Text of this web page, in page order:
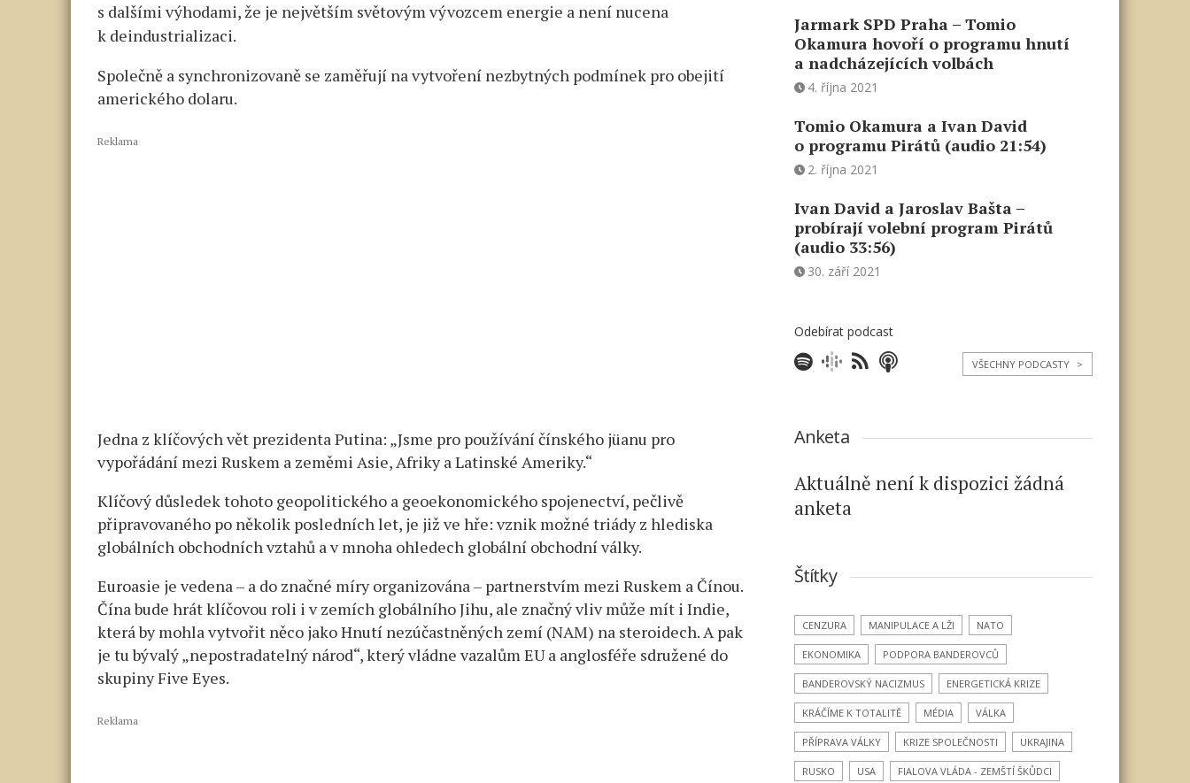
s dalšími výhodami, že je největším světovým vývozcem energie a není nucena
k deindustrializaci.
Společně a synchronizovaně se zaměřují na vytvoření nezbytných podmínek pro obejití
amerického dolaru.
Reklama
Jedna z klíčových vět prezidenta Putina: „Jsme pro používání čínského jüanu pro
vypořádání mezi Ruskem a zeměmi Asie, Afriky a Latinské Ameriky.“
Klíčový důsledek tohoto geopolitického a geoekonomického spojenectví, pečlivě
připravovaného po několik posledních let, je již ve hře: vznik možné triády z hlediska
globálních obchodních vztahů a v mnoha ohledech globální obchodní války.
Euroasie je vedena – a do značné míry organizována – partnerstvím mezi Ruskem a Čínou.
Čína bude hrát klíčovou roli i v zemích globálního Jihu, ale značný vliv může mít i Indie,
která by mohla vytvořit něco jako Hnutí nezúčastněných zemí (NAM) na steroidech. A pak
je tu bývalý „nepostradatelný národ“, který vládne vazalům EU a anglosféře sdružené do
skupiny Five Eyes.
Reklama
Jarmark SPD Praha – Tomio
Okamura hovoří o programu hnutí
a nadcházejících volbách
4. října 2021
Tomio Okamura a Ivan David
o programu Pirátů (audio 21:54)
2. října 2021
Ivan David a Jaroslav Bašta –
probírají volební program Pirátů
(audio 33:56)
30. září 2021
Odebírat podcast
VŠECHNY PODCASTY >
Anketa
Aktuálně není k dispozici žádná
anketa
Štítky
CENZURA MANIPULACE A LŽI NATO
EKONOMIKA PODPORA BANDEROVCŮ
BANDEROVSKÝ NACIZMUS ENERGETICKÁ KRIZE
KRÁČÍME K TOTALITĚ MÉDIA VÁLKA
PŘÍPRAVA VÁLKY KRIZE SPOLEČNOSTI UKRAJINA
RUSKO USA FIALOVA VLÁDA - ZEMŠTÍ ŠKŮDCI